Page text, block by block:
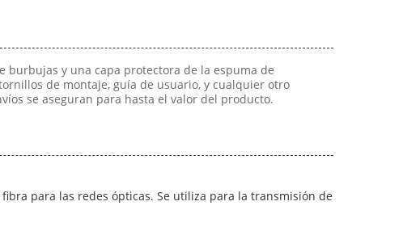
burbujas y una capa protectora de la espuma de
de montaje, guía de usuario, y cualquier otro
se aseguran para hasta el valor del producto.
para las redes ópticas. Se utiliza para la transmisión de